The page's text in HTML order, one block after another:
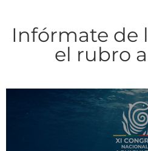
Infórmate de
el rubro